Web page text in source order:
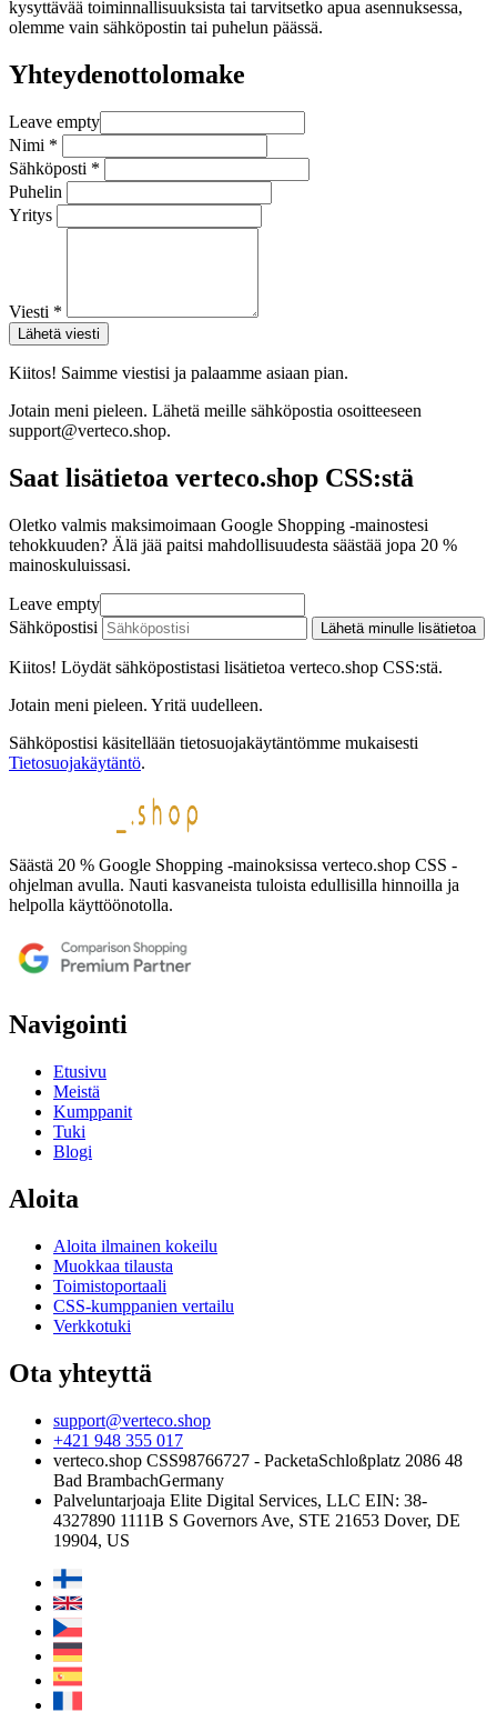
kysyttävää toiminnallisuuksista tai tarvitsetko apua asennuksessa,
olemme vain sähköpostin tai puhelun päässä.
Yhteydenottolomake
Leave empty
Nimi *
Sähköposti *
Puhelin
Yritys
Viesti *
Lähetä viesti
Kiitos! Saimme viestisi ja palaamme asiaan pian.
Jotain meni pieleen. Lähetä meille sähköpostia osoitteeseen
support@verteco.shop.
Saat lisätietoa verteco.shop CSS:stä
Oletko valmis maksimoimaan Google Shopping -mainostesi
tehokkuuden? Älä jää paitsi mahdollisuudesta säästää jopa 20 %
mainoskuluissasi.
Leave empty
Sähköpostisi
Lähetä minulle lisätietoa
Kiitos! Löydät sähköpostistasi lisätietoa verteco.shop CSS:stä.
Jotain meni pieleen. Yritä uudelleen.
Sähköpostisi käsitellään tietosuojakäytäntömme mukaisesti
Tietosuojakäytäntö.
Säästä 20 % Google Shopping -mainoksissa verteco.shop CSS -
ohjelman avulla. Nauti kasvaneista tuloista edullisilla hinnoilla ja
helpolla käyttöönotolla.
Navigointi
Etusivu
Meistä
Kumppanit
Tuki
Blogi
Aloita
Aloita ilmainen kokeilu
Muokkaa tilausta
Toimistoportaali
CSS-kumppanien vertailu
Verkkotuki
Ota yhteyttä
support@verteco.shop
+421 948 355 017
verteco.shop CSS98766727 - PacketaSchloßplatz 2086 48
Bad BrambachGermany
Palveluntarjoaja Elite Digital Services, LLC EIN: 38-
4327890 1111B S Governors Ave, STE 21653 Dover, DE
19904, US